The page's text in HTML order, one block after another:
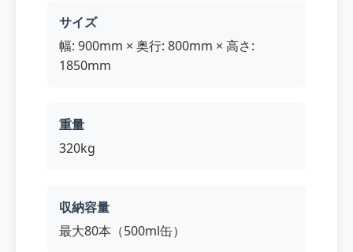
サイズ
幅: 900mm × 奥行: 800mm × 高さ:
1850mm
重量
320kg
収納容量
最大80本（500ml缶）